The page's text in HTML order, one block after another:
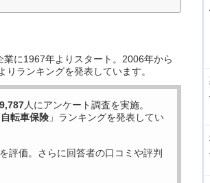
に1967年よりスタート。2006年から
ランキングを発表しています。
9,787人にアンケート調査を実施。
自転車保険 」ランキングを発表してい
を評価。さらに回答者の口コミや評判